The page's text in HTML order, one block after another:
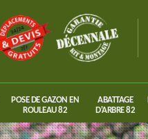
POSE DE GAZON EN
ROULEAU 82
ABATTAGE
D'ARBRE 82